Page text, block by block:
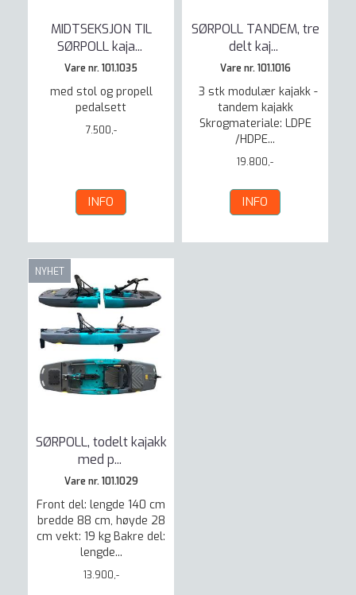
MIDTSEKSJON TIL
SØRPOLL kaja...
Vare nr. 101.1035
med stol og propell
pedalsett
7.500,-
INFO
SØRPOLL TANDEM, tre
delt kaj...
Vare nr. 101.1016
3 stk modulær kajakk -
tandem kajakk
Skrogmateriale: LDPE
/HDPE...
19.800,-
INFO
NYHET
SØRPOLL, todelt kajakk
med p...
Vare nr. 101.1029
Front del: lengde 140 cm
bredde 88 cm, høyde 28
cm vekt: 19 kg Bakre del:
lengde...
13.900,-